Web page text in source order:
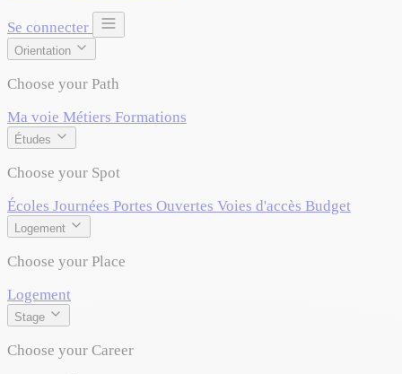
Se connecter
Orientation
Choose your Path
Ma voie Métiers Formations
Études
Choose your Spot
Écoles Journées Portes Ouvertes Voies d'accès Budget
Logement
Choose your Place
Logement
Stage
Choose your Career